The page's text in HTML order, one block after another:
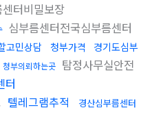
터비밀보장
심부름센터전국심부름센터
고민상담 청부가격
경기도심부
청부의뢰하는곳 탐정사무실안전
터
텔레그램추적 경산심부름센터